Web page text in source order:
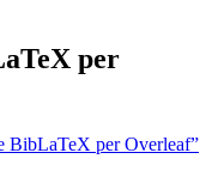
per
BibLaTeX per Overleaf”